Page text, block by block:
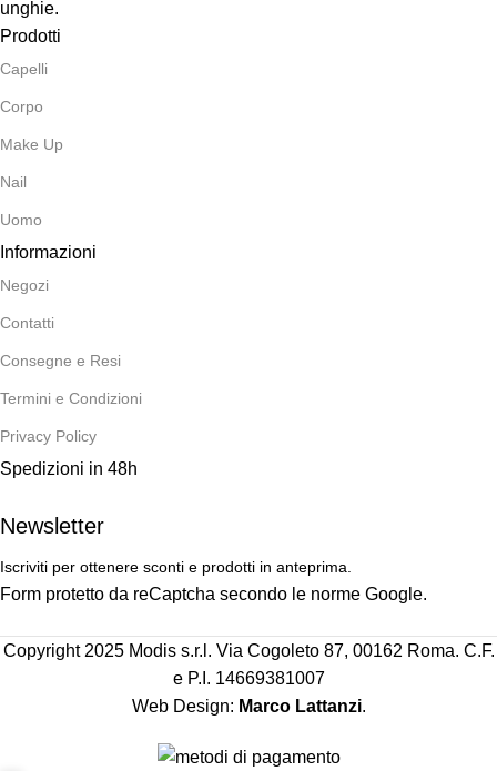
unghie.
Prodotti
Capelli
Corpo
Make Up
Nail
Uomo
Informazioni
Negozi
Contatti
Consegne e Resi
Termini e Condizioni
Privacy Policy
Spedizioni in 48h
Newsletter
Iscriviti per ottenere sconti e prodotti in anteprima.
Form protetto da reCaptcha secondo le norme Google.
Copyright 2025 Modis s.r.l. Via Cogoleto 87, 00162 Roma. C.F.
e P.I. 14669381007
Web Design: Marco Lattanzi.